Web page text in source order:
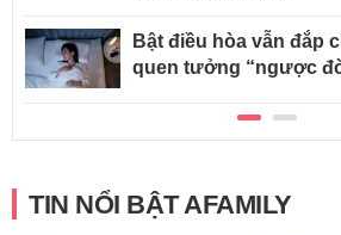
Bật điều hòa vẫn đắp
quen tưởng “ngược
TIN NỔI BẬT AFAMILY